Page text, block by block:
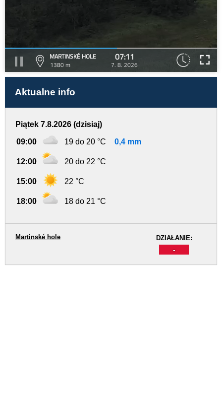
MARTINSKÉ HOLE
1380 m
07:11
7. 8. 2026
Aktualne info
Piątek 7.8.2026 (dzisiaj)
09:00 19 do 20 °C 0,4 mm
12:00 20 do 22 °C
15:00 22 °C
18:00 18 do 21 °C
DZIAŁANIE:
-
Martinské hole